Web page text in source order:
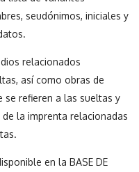
seudónimos, iniciales y
relacionados
así como obras de
se refieren a las sueltas y
la imprenta relacionadas
en la BASE DE